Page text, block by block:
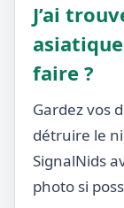
J’ai
faire ?
Gardez vos
détruire le
SignalNids
photo si